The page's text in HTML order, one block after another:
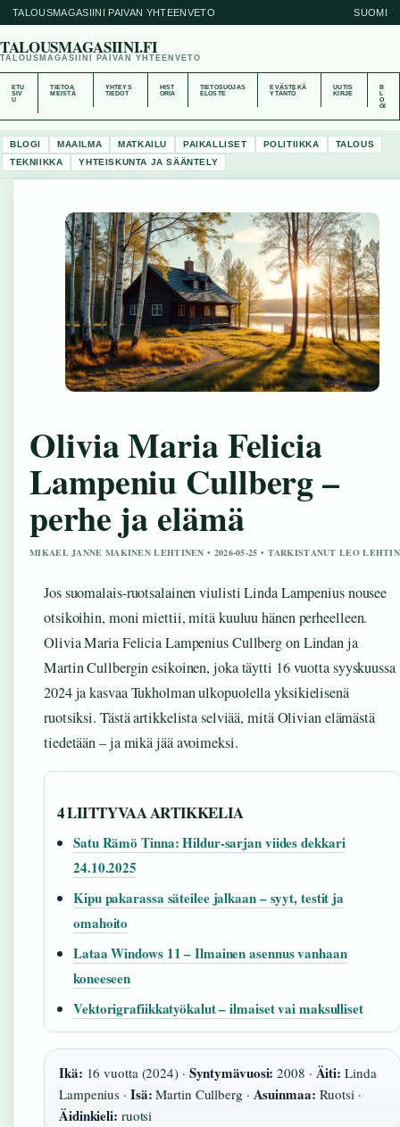
TALOUSMAGASIINI PAIVAN YHTEENVETO SUOMI
TALOUSMAGASIINI.FI
TALOUSMAGASIINI PAIVAN YHTEENVETO
ETU
SIV
U
TIETOA
MEISTÄ
YHTEYS
TIEDOT
HIST
ORIA
TIETOSUOJAS
ELOSTE
EVÄSTEKÄ
YTÄNTÖ
UUTIS
KIRJE
B
O
GI
BLOGI MAAILMA MATKAILU PAIKALLISET POLITIIKKA
TALOUS
TEKNIIKKA
YHTEISKUNTA JA SÄÄNTELY
Olivia Maria Felicia
Lampeniu Cullberg –
perhe ja elämä
MIKAEL JANNE MAKINEN LEHTINEN • 2026-05-25 • TARKISTANUT LEO
Jos suomalais-ruotsalainen viulisti Linda Lampenius nousee
otsikoihin, moni miettii, mitä kuuluu hänen perheelleen.
Olivia Maria Felicia Lampenius Cullberg on Lindan ja
Martin Cullbergin esikoinen, joka täytti 16 vuotta syyskuussa
2024 ja kasvaa Tukholman ulkopuolella yksikielisenä
ruotsiksi. Tästä artikkelista selviää, mitä Olivian elämästä
tiedetään – ja mikä jää avoimeksi.
4 LIITTYVAA ARTIKKELIA
Satu Rämö Tinna: Hildur-sarjan viides dekkari
24.10.2025
Kipu pakarassa säteilee jalkaan – syyt, testit ja
omahoito
Lataa Windows 11 – Ilmainen asennus vanhaan
koneeseen
Vektorigrafiikkatyökalut – ilmaiset vai maksulliset
Ikä: 16 vuotta (2024) · Syntymävuosi: 2008 · Äiti: Linda
Lampenius · Isä: Martin Cullberg · Asuinmaa: Ruotsi ·
Äidinkieli: ruotsi